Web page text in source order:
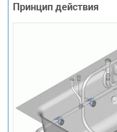
Принцип действия